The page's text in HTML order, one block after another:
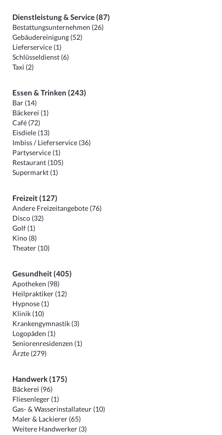
Dienstleistung & Service (87)
Bestattungsunternehmen (26)
Gebäudereinigung (52)
Lieferservice (1)
Schlüsseldienst (6)
Taxi (2)
Essen & Trinken (243)
Bar (14)
Bäckerei (1)
Café (72)
Eisdiele (13)
Imbiss / Lieferservice (36)
Partyservice (1)
Restaurant (105)
Supermarkt (1)
Freizeit (127)
Andere Freizeitangebote (76)
Disco (32)
Golf (1)
Kino (8)
Theater (10)
Gesundheit (405)
Apotheken (98)
Heilpraktiker (12)
Hypnose (1)
Klinik (10)
Krankengymnastik (3)
Logopäden (1)
Seniorenresidenzen (1)
Ärzte (279)
Handwerk (175)
Bäckerei (96)
Fliesenleger (1)
Gas- & Wasserinstallateur (10)
Maler & Lackierer (65)
Weitere Handwerker (3)